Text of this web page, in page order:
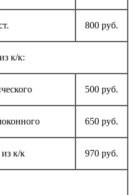
800 руб.
к/к:
500 руб.
650 руб.
к/к 970 руб.